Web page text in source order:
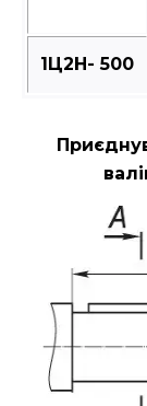
1Ц2Н- 500